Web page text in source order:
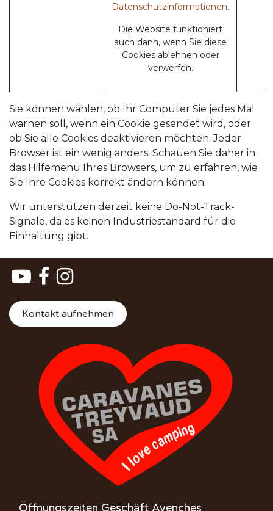
Datenschutzinformationen.
Die Website funktioniert
auch dann, wenn Sie diese
Cookies ablehnen oder
verwerfen.
Sie können wählen, ob Ihr Computer Sie jedes Mal
warnen soll, wenn ein Cookie gesendet wird, oder
ob Sie alle Cookies deaktivieren möchten. Jeder
Browser ist ein wenig anders. Schauen Sie daher in
das Hilfemenü Ihres Browsers, um zu erfahren, wie
Sie Ihre Cookies korrekt ändern können.
Wir unterstützen derzeit keine Do-Not-Track-
Signale, da es keinen Industriestandard für die
Einhaltung gibt.
Kontakt aufnehmen
Öffnungszeiten Geschäft Avenches